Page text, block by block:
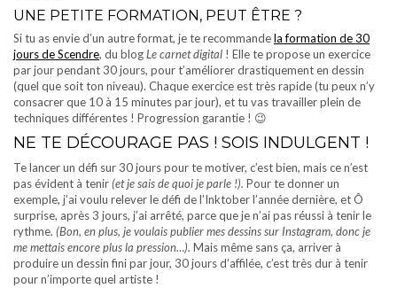
UNE PETITE FORMATION, PEUT ÊTRE ?
Si tu as envie d’un autre format, je te recommandela formation de 30
jours de Scendre, du blogLe carnet digital ! Elle te propose un exercice
par jour pendant 30 jours, pour t’améliorer drastiquement en dessin
(quel que soit ton niveau). Chaque exercice est très rapide (tu peux n’y
consacrer que 10 à 15 minutes par jour), et tu vas travailler plein de
techniques différentes ! Progression garantie ! 😉
NE TE DÉCOURAGE PAS ! SOIS INDULGENT !
Te lancer un défi sur 30 jours pour te motiver, c’est bien, mais ce n’est
pas évident à tenir(et je sais de quoi je parle !). Pour te donner un
exemple, j’ai voulu relever le défi de l’Inktober l’année dernière, et Ô
surprise, après 3 jours, j’ai arrêté, parce que je n’ai pas réussi à tenir le
rythme. (Bon, en plus, je voulais publier mes dessins sur Instagram, donc je
me mettais encore plus la pression…). Mais même sans ça, arriver à
produire un dessin fini par jour, 30 jours d’affilée, c’est très dur à tenir
pour n’importe quel artiste !